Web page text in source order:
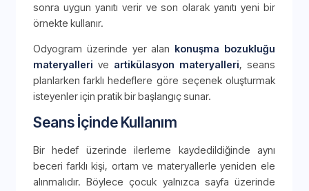
sonra uygun yanıtı verir ve son olarak yanıtı yeni bir
örnekte kullanır.
Odyogram üzerinde yer alan konuşma bozukluğu
materyalleri ve artikülasyon materyalleri, seans
planlarken farklı hedeflere göre seçenek oluşturmak
isteyenler için pratik bir başlangıç sunar.
Seans İçinde Kullanım
Bir hedef üzerinde ilerleme kaydedildiğinde aynı
beceri farklı kişi, ortam ve materyallerle yeniden ele
alınmalıdır. Böylece çocuk yalnızca sayfa üzerinde